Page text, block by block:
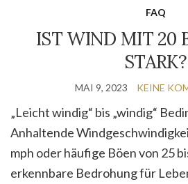
FAQ
IST WIND MIT 20
STARK?
MAI 9, 2023 KEINE
„Leicht windig“ bis „windig“
Anhaltende
mph oder häufige Böen von 25
erkennbare Bedrohung für